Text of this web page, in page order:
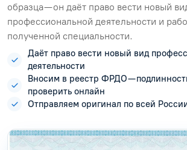
образца — он даёт право вести новый
профессиональной деятельности и
полученной специальности.
Даёт право вести новый вид
деятельности
Вносим в реестр ФРДО —
проверить онлайн
Отправляем оригинал по всей